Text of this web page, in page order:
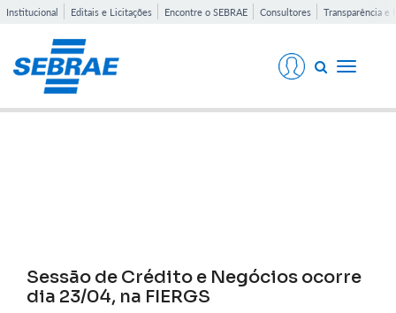
Institucional Editais e Licitações Encontre o SEBRAE Consultores Transparência e
Toggle
Sessão de Crédito e Negócios ocorre
dia 23/04, na FIERGS